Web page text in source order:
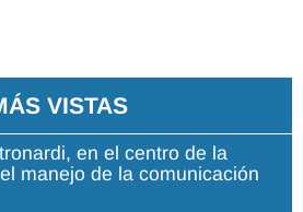
VISTAS
en el centro de la
manejo de la comunicación